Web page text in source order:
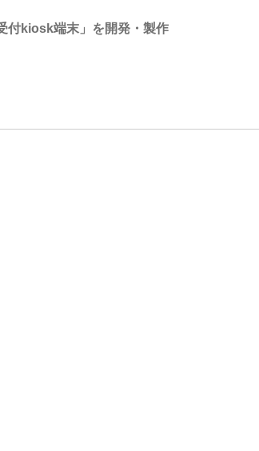
付kiosk端末」を開発・製作